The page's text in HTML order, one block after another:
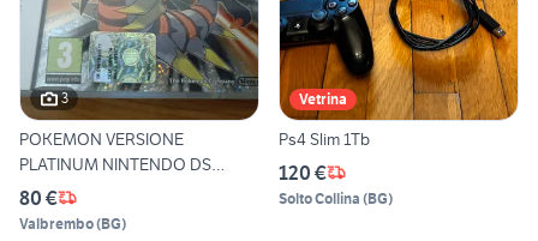
3
POKEMON VERSIONE
PLATINUM NINTENDO DS
COMPLETO ITA
80 €
Valbrembo(BG)
Vetrina
Ps4 Slim 1Tb
120 €
Solto Collina (BG)